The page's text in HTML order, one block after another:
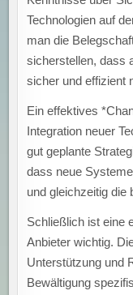
Technologien auf
man die
sicherstellen, dass
sicher und effizient
Ein effektives
Integration neuer
gut geplante
dass neue
und gleichzeitig die
Schließlich ist eine
Anbieter wichtig.
Unterstützung und
Bewältigung